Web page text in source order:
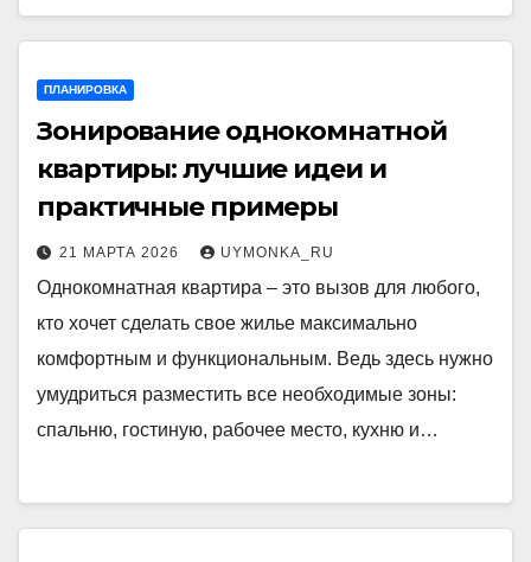
ПЛАНИРОВКА
Зонирование однокомнатной
квартиры: лучшие идеи и
практичные примеры
21 МАРТА 2026 UYMONKA_RU
Однокомнатная квартира – это вызов для любого,
кто хочет сделать свое жилье максимально
комфортным и функциональным. Ведь здесь нужно
умудриться разместить все необходимые зоны:
спальню, гостиную, рабочее место, кухню и…